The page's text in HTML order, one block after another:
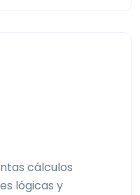
cálculos
lógicas y